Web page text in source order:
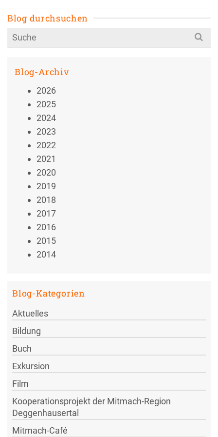
Blog durchsuchen
Search
for:
Blog-Archiv
2026
2025
2024
2023
2022
2021
2020
2019
2018
2017
2016
2015
2014
Blog-Kategorien
Aktuelles
Bildung
Buch
Exkursion
Film
Kooperationsprojekt der Mitmach-Region
Deggenhausertal
Mitmach-Café